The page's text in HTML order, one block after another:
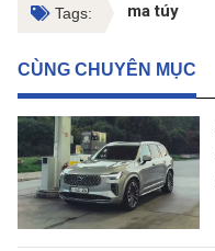
Tags: ma túy
CÙNG CHUYÊN MỤC